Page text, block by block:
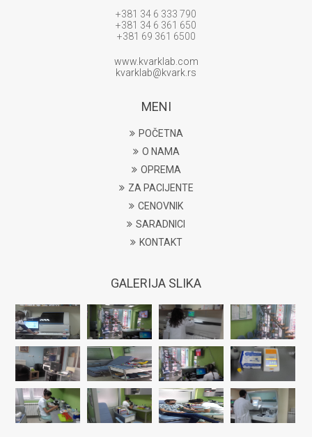
+381 34 6 333 790
+381 34 6 361 650
+381 69 361 6500
www.kvarklab.com
kvarklab@kvark.rs
MENI
POČETNA
O NAMA
OPREMA
ZA PACIJENTE
CENOVNIK
SARADNICI
KONTAKT
GALERIJA SLIKA